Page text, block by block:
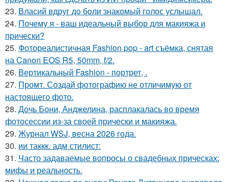
23. Власий вдруг до боли знакомый голос услышал.
24. Почему я - ваш идеальный выбор для макияжа и
прически?
25. Фотореалистичная Fashion pop - art съёмка, снятая
на Canon EOS R5, 50mm, f/2.
26. Вертикальный Fashion - портрет, .
27. Промт. Создай фотографию не отличимую от
настоящего фото.
28. Дочь Бони, Анджелина, расплакалась во время
фотосессии из-за своей прически и макияжа.
29. Журнал WSJ, весна 2026 года.
30. ии таккк. адм стилист:
31. Часто задаваемые вопросы о свадебных прическах:
мифы и реальность.